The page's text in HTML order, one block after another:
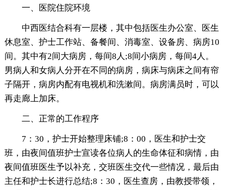
一、医院住院环境
中西医结合科有一层楼，其中包括医生办公室、医生
休息室、护士工作站、备餐间、消毒室、设备房、病房10
间。其中有2间大病房，每间8人;8间小病房，每间4人。
男病人和女病人分开在不同的病房，病床与病床之间有帘
子隔开，病房内配有电视机和洗漱间。病房满员时，可以
再走廊上加床。
二、正常的工作程序
7：30，护士开始整理床铺;8：00，医生和护士交
班，由夜间值班护士宣读各位病人的生命体征和病情，由
夜间值班医生予以补充，交班医生交代一些情况，最后由
主任和护士长进行总结;8：30，医生查房，由教授带领，